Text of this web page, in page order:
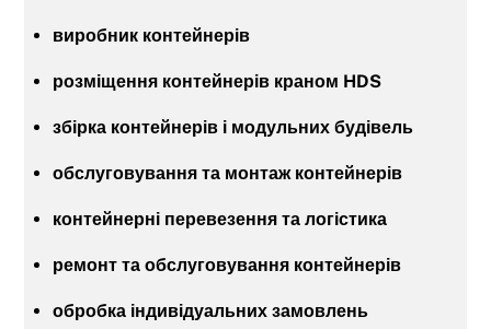
виробник контейнерів
розміщення контейнерів краном HDS
збірка контейнерів і модульних будівель
обслуговування та монтаж контейнерів
контейнерні перевезення та логістика
ремонт та обслуговування контейнерів
обробка індивідуальних замовлень